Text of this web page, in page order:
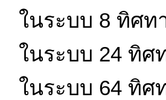
ในระบบ 8 ทิศท
ในระบบ 24 ทิศ
ในระบบ 64 ทิศ